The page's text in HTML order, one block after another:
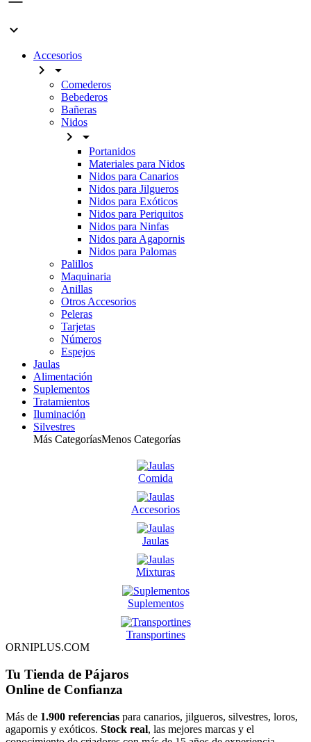

Accesorios
 
Comederos
Bebederos
Bañeras
Nidos
 
Portanidos
Materiales para Nidos
Nidos para Canarios
Nidos para Jilgueros
Nidos para Exóticos
Nidos para Periquitos
Nidos para Ninfas
Nidos para Agapornis
Nidos para Palomas
Palillos
Maquinaria
Anillas
Otros Accesorios
Peleras
Tarjetas
Números
Espejos
Jaulas
Alimentación
Suplementos
Tratamientos
Iluminación
Silvestres
Más CategoríasMenos Categorías
Comida
Accesorios
Jaulas
Mixturas
Suplementos
Transportines
ORNIPLUS.COM
Tu Tienda de Pájaros
Online de Confianza
Más de 1.900 referencias para canarios, jilgueros, silvestres, loros,
agapornis y exóticos. Stock real, las mejores marcas y el